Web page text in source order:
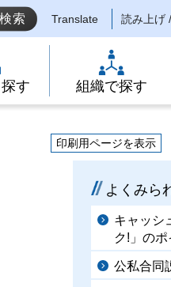
Translate 読み上げ
す 組織で探す
印刷用ページを表示
よくみら
キャッシ
ク!」の
公私合同